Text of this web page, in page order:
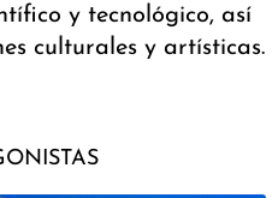
y tecnológico, así
culturales y artísticas.